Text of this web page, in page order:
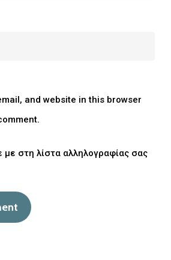
and website in this browser
στη λίστα αλληλογραφίας σας